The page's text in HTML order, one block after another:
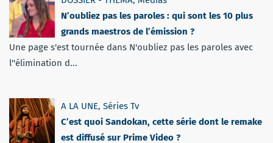
N’oubliez pas les paroles : qui sont les 10 plus
grands maestros de l’émission ?
Une page s'est tournée dans N'oubliez pas les paroles avec
l''élimination d...
A LA UNE, Séries Tv
C’est quoi Sandokan, cette série dont le remake
est diffusé sur Prime Video ?